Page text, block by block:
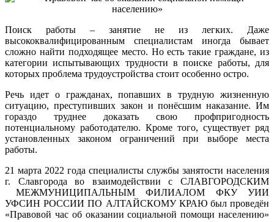
Поиск работы – занятие не из легких. Даже
высококвалифицированным специалистам иногда бывает
сложно найти подходящее место. Но есть такие граждане, из
категории испытывающих трудности в поиске работы, для
которых проблема трудоустройства стоит особенно остро.
Речь идет о гражданах, попавших в трудную жизненную
ситуацию, преступивших закон и понёсшим наказание. Им
гораздо труднее доказать свою профпригодность
потенциальному работодателю. Кроме того, существует ряд
установленных законом ограничений при выборе места
работы.
21 марта 2022 года специалисты службы занятости населения
г. Славгорода во взаимодействии с СЛАВГОРОДСКИМ
МЕЖМУНИЦИПАЛЬНЫМ ФИЛИАЛОМ ФКУ УИИ
УФСИН РОССИИ ПО АЛТАЙСКОМУ КРАЮ был проведён
«Правовой час об оказании социальной помощи населению»